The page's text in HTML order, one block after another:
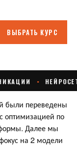
были переведены
оптимизацией по
Далее мы
на 2 модели